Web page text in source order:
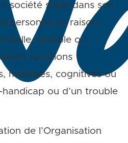
société subie dans son
personne en raison
durable ou
fonctions
mentales, cognitives ou
ou d’un trouble
de l’Organisation